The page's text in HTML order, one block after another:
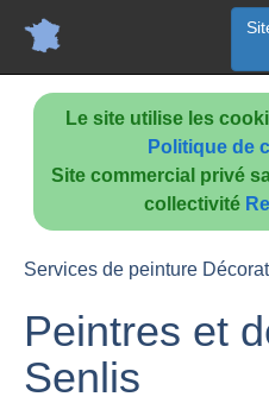
Le site utilise les
Politique de
Site commercial privé
collectivité
Services de peinture
Peintres et
Senlis